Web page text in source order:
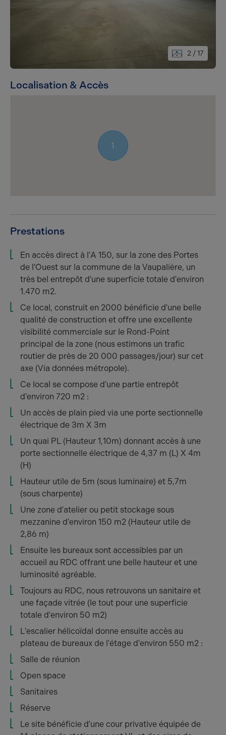
2 / 17
Localisation & Accès
1
Prestations
En accès direct à l'A 150, sur la zone des Portes
de l'Ouest sur la commune de la Vaupalière, un
très bel entrepôt d'une superficie totale d'environ
1.470 m2.
Ce local, construit en 2000 bénéficie d'une belle
qualité de construction et offre une excellente
visibilité commerciale sur le Rond-Point
principal de la zone (nous estimons un trafic
routier de près de 20 000 passages/jour) sur cet
axe (Via données métropole).
Ce local se compose d'une partie entrepôt
d'environ 720 m2 :
Un accès de plain pied via une porte sectionnelle
électrique de 3m X 3m
Un quai PL (Hauteur 1,10m) donnant accès à une
porte sectionnelle électrique de 4,37 m (L) X 4m
(H)
Hauteur utile de 5m (sous luminaire) et 5,7m
(sous charpente)
Une zone d'atelier ou petit stockage sous
mezzanine d'environ 150 m2 (Hauteur utile de
2,86 m)
Ensuite les bureaux sont accessibles par un
accueil au RDC offrant une belle hauteur et une
luminosité agréable.
Toujours au RDC, nous retrouvons un sanitaire et
une façade vitrée (le tout pour une superficie
totale d'environ 50 m2)
L'escalier hélicoïdal donne ensuite accès au
plateau de bureaux de l'étage d'environ 550 m2 :
Salle de réunion
Open space
Sanitaires
Réserve
Le site bénéficie d'une cour privative équipée de